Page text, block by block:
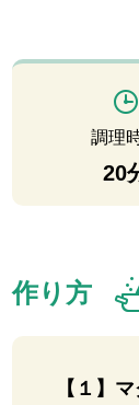
調理
20
作り方
【１】